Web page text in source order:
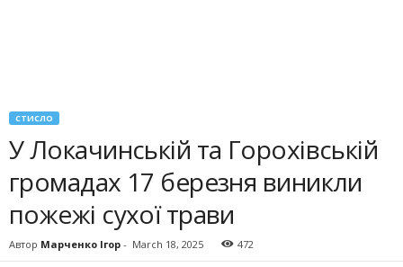
СТИСЛО
У Локачинській та Горохівській
громадах 17 березня виникли
пожежі сухої трави
Автор Марченко Ігор - March 18, 2025 472